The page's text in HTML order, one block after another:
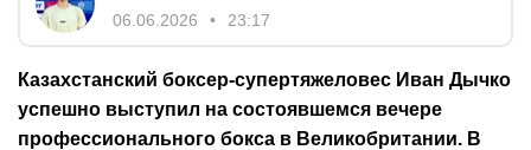
06.06.2026 23:17
Казахстанский боксер-супертяжеловес Иван Дычко
успешно выступил на состоявшемся вечере
профессионального бокса в Великобритании. В